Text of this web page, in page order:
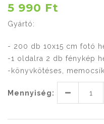
5 990 Ft
Gyártó:
- 200 db 10x15 cm fotó
-1 oldalra 2 db fénykép
-könyvkötéses,
Mennyiség: